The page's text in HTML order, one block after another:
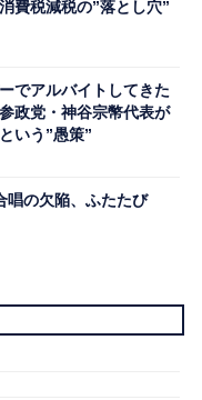
費税減税の”落とし穴”
でアルバイトしてきた
政党・神谷宗幣代表が
いう”愚策”
唱の欠陥、ふたたび